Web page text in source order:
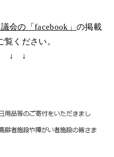
会の「facebook」 の掲載
覧ください。
↓ ↓